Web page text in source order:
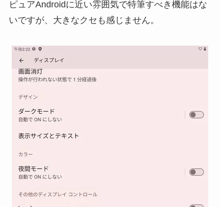
ピュアAndroidに近い雰囲気で特筆すべき機能はな
いですが、大きなクセも感じません。